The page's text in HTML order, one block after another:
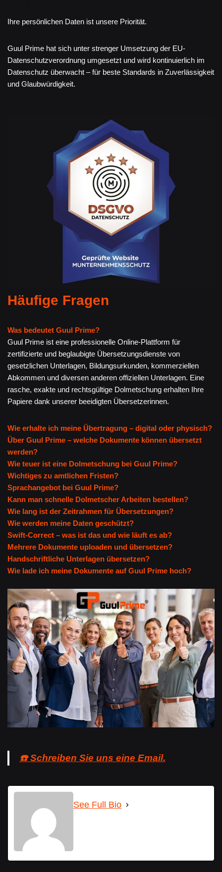
Ihre persönlichen Daten ist unsere Priorität.
Guul Prime hat sich unter strenger Umsetzung der EU-
Datenschutzverordnung umgesetzt und wird kontinuierlich im
Datenschutz überwacht – für beste Standards in Zuverlässigkeit
und Glaubwürdigkeit.
Häufige Fragen
Was bedeutet Guul Prime?
Guul Prime ist eine professionelle Online-Plattform für
zertifizierte und beglaubigte Übersetzungsdienste von
gesetzlichen Unterlagen, Bildungsurkunden, kommerziellen
Abkommen und diversen anderen offiziellen Unterlagen. Eine
rasche, exakte und rechtsgültige Dolmetschung erhalten Ihre
Papiere dank unserer beeidigten Übersetzerinnen.
Wie erhalte ich meine Übertragung – digital oder physisch?
Über Guul Prime – welche Dokumente können übersetzt
werden?
Wie teuer ist eine Dolmetschung bei Guul Prime?
Wichtiges zu amtlichen Fristen?
Sprachangebot bei Guul Prime?
Kann man schnelle Dolmetscher Arbeiten bestellen?
Wie lang ist der Zeitrahmen für Übersetzungen?
Wie werden meine Daten geschützt?
Swift-Correct – was ist das und wie läuft es ab?
Mehrere Dokumente uploaden und übersetzen?
Handschriftliche Unterlagen übersetzen?
Wie lade ich meine Dokumente auf Guul Prime hoch?
☎️ Schreiben Sie uns eine Email.
See Full Bio